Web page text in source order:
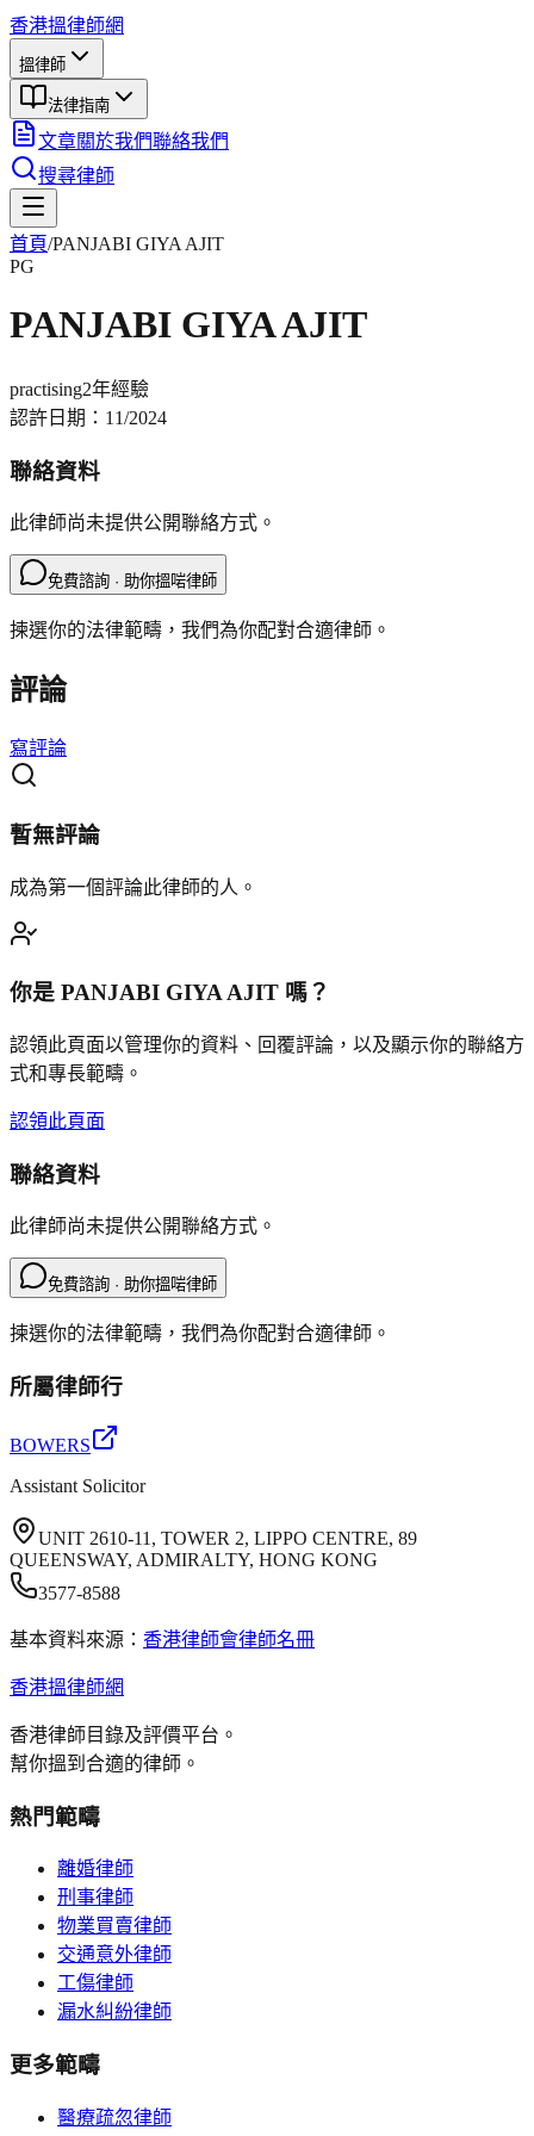
香港搵律師網
搵律師
法律指南
文章關於我們聯絡我們
搜尋律師
首頁/PANJABI GIYA AJIT
PG
PANJABI GIYA AJIT
practising2年經驗
認許日期： 11/2024
聯絡資料
此律師尚未提供公開聯絡方式。
免費諮詢 · 助你搵啱律師
揀選你的法律範疇，我們為你配對合適律師。
評論
寫評論
暫無評論
成為第一個評論此律師的人。
你是 PANJABI GIYA AJIT 嗎？
認領此頁面以管理你的資料、回覆評論，以及顯示你的聯絡方
式和專長範疇。
認領此頁面
聯絡資料
此律師尚未提供公開聯絡方式。
免費諮詢 · 助你搵啱律師
揀選你的法律範疇，我們為你配對合適律師。
所屬律師行
BOWERS
Assistant Solicitor
UNIT 2610-11, TOWER 2, LIPPO CENTRE, 89
QUEENSWAY, ADMIRALTY, HONG KONG
3577-8588
基本資料來源： 香港律師會律師名冊
香港搵律師網
香港律師目錄及評價平台。
幫你搵到合適的律師。
熱門範疇
離婚律師
刑事律師
物業買賣律師
交通意外律師
工傷律師
漏水糾紛律師
更多範疇
醫療疏忽律師